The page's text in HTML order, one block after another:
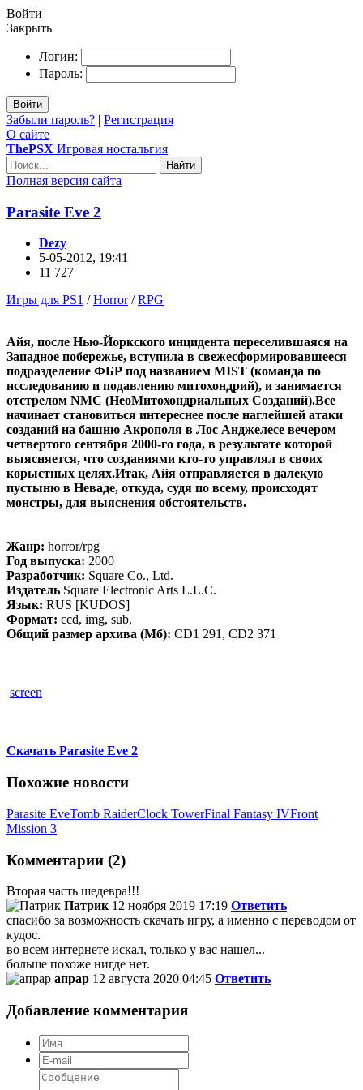
Войти
Закрыть
Логин:
Пароль:
Войти
Забыли пароль? | Регистрация
О сайте
ThePSX Игровая ностальгия
Найти
Полная версия сайта
Parasite Eve 2
Dezy
5-05-2012, 19:41
11 727
Игры для PS1 /Horror/RPG
Айя, после Нью-Йоркского инцидента переселившаяся на
Западное побережье, вступила в свежесформировавшееся
подразделение ФБР под названием MIST (команда по
исследованию и подавлению митохондрий), и занимается
отстрелом NMC (НеоМитохондриальных Созданий).Все
начинает становиться интереснее после наглейшей атаки
созданий на башню Акрополя в Лос Анджелесе вечером
четвертого сентября 2000-го года, в результате которой
выясняется, что созданиями кто-то управлял в своих
корыстных целях.Итак, Айя отправляется в далекую
пустыню в Неваде, откуда, судя по всему, происходят
монстры, для выяснения обстоятельств.
Жанр: horror/rpg
Год выпуска: 2000
Разработчик: Square Co., Ltd.
Издатель Square Electronic Arts L.L.C.
Язык: RUS [KUDOS]
Формат: ccd, img, sub,
Общий размер архива (Мб): CD1 291, CD2 371
screen
Скачать Parasite Eve 2
Похожие новости
Parasite EveTomb RaiderClock TowerFinal Fantasy IVFront
Mission 3
Комментарии (2)
Вторая часть шедевра!!!
Патрик 12 ноября 2019 17:19 Ответить
спасибо за возможность скачать игру, а именно с переводом от
кудос.
во всем интернете искал, только у вас нашел...
больше похоже нигде нет.
апрар 12 августа 2020 04:45 Ответить
Добавление комментария